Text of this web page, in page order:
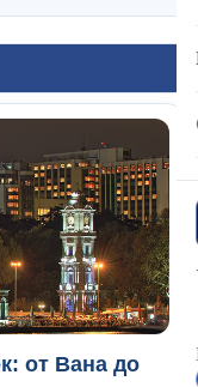
от Вана до